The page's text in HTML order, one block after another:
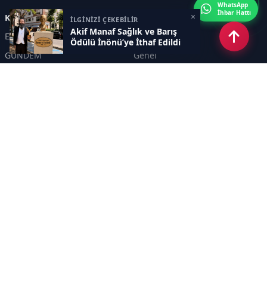
İLGİNİZİ ÇEKEBİLİR
Akif Manaf Sağlık ve Barış
Ödülü İnönü’ye İthaf Edildi
×
Kategoriler
Eskişehir
SPOR
GÜNDEM
Genel
WhatsApp
İhbar Hattı